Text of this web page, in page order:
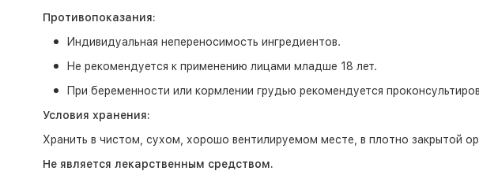
Противопоказания:
Индивидуальная непереносимость ингредиентов.
Не рекомендуется к применению лицами младше 18 лет.
При беременности или кормлении грудью рекомендуется
Условия хранения:
Хранить в чистом, сухом, хорошо вентилируемом месте, в плотно закрытой
Не является лекарственным средством.